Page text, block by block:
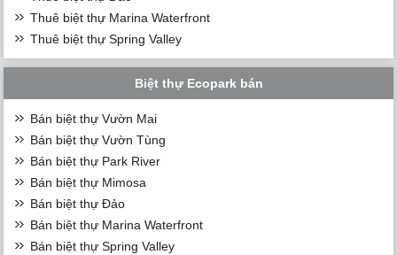
Thuê biệt thự Marina Waterfront
Thuê biệt thự Spring Valley
Biệt thự Ecopark bán
Bán biệt thự Vườn Mai
Bán biệt thự Vườn Tùng
Bán biệt thự Park River
Bán biệt thự Mimosa
Bán biệt thự Đảo
Bán biệt thự Marina Waterfront
Bán biệt thự Spring Valley